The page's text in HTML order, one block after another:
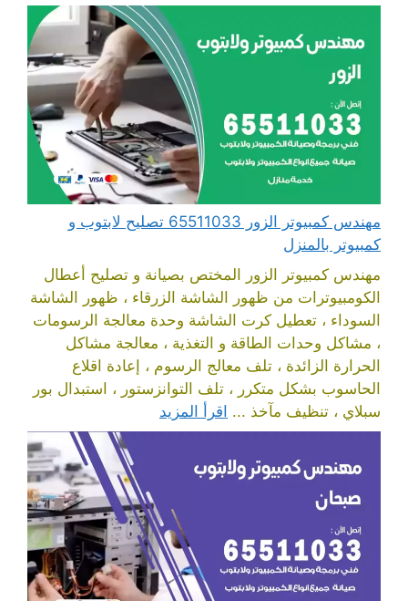
مهندس كمبيوتر الزور 65511033 تصليح لابتوب و
كمبيوتر بالمنزل
مهندس كمبيوتر الزور المختص بصيانة و تصليح أعطال
الكومبيوترات من ظهور الشاشة الزرقاء ، ظهور الشاشة
السوداء ، تعطيل كرت الشاشة وحدة معالجة الرسومات
، مشاكل وحدات الطاقة و التغذية ، معالجة مشاكل
الحرارة الزائدة ، تلف معالج الرسوم ، إعادة اقلاع
الحاسوب بشكل متكرر ، تلف التوانزستور ، استبدال بور
سبلاي ، تنظيف مآخذ ... اقرأ المزيد